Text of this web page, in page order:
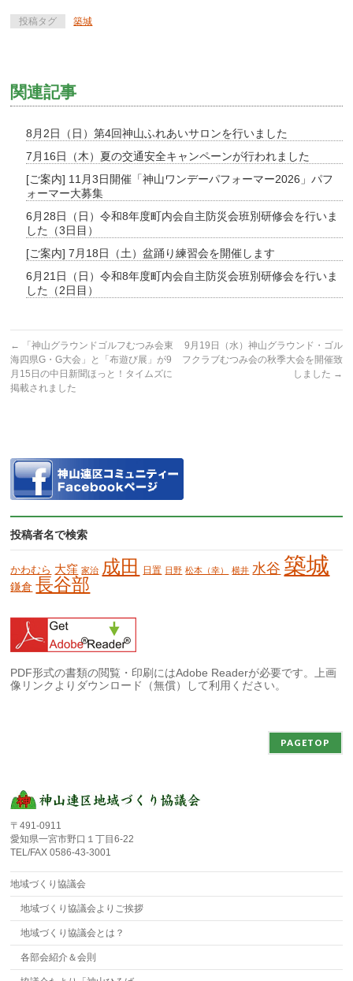
投稿タグ 築城
関連記事
8月2日（日）第4回神山ふれあいサロンを行いました
7月16日（木）夏の交通安全キャンペーンが行われました
[ご案内] 11月3日開催「神山ワンデーパフォーマー2026」パフ
ォーマー大募集
6月28日（日）令和8年度町内会自主防災会班別研修会を行いま
した（3日目）
[ご案内] 7月18日（土）盆踊り練習会を開催します
6月21日（日）令和8年度町内会自主防災会班別研修会を行いま
した（2日目）
←
「神山グラウンドゴルフむつみ会東
海四県G・G大会」と「布遊び展」が9
月15日の中日新聞ほっと！タイムズに
掲載されました
9月19日（水）神山グラウンド・ゴル
フクラブむつみ会の秋季大会を開催致
しました →
投稿者名で検索
かわむら 大窪 家治 成田 日置 日野 松本（幸） 横井 水谷 築城
鎌倉 長谷部
PDF形式の書類の閲覧・印刷にはAdobe Readerが必要です。上画
像リンクよりダウンロード（無償）して利用ください。
PAGETOP
〒491-0911
愛知県一宮市野口１丁目6-22
TEL/FAX 0586-43-3001
地域づくり協議会
地域づくり協議会よりご挨拶
地域づくり協議会とは？
各部会紹介＆会則